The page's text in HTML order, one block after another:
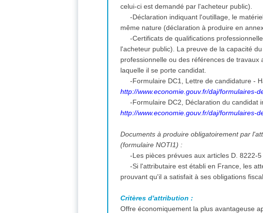
celui-ci est demandé par l'acheteur public).
-Déclaration indiquant l'outillage, le
même nature (déclaration à produire en
-Certificats de qualifications
l'acheteur public). La preuve de la capacité
professionnelle ou des références de
laquelle il se porte candidat.
-Formulaire DC1, Lettre de candidature -
http://www.economie.gouv.fr/daj/formulaires-
-Formulaire DC2, Déclaration du candidat
http://www.economie.gouv.fr/daj/formulaires-
Documents à produire obligatoirement par
(formulaire NOTI1) :
-Les pièces prévues aux articles D. 8222-
-Si l'attributaire est établi en France, les
prouvant qu'il a satisfait à ses obligations
Critères d'attribution :
Offre économiquement la plus avantageuse